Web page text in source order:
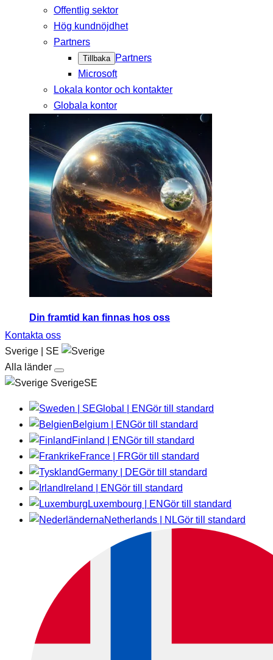
Offentlig sektor
Hög kundnöjdhet
Partners
Tillbaka
Partners
Microsoft
Lokala kontor och kontakter
Globala kontor
Din framtid kan finnas hos oss
Kontakta oss
Sverige | SE
Alla länder
SverigeSE
Global | ENGör till standard
Belgium | ENGör till standard
Finland | ENGör till standard
France | FRGör till standard
Germany | DEGör till standard
Ireland | ENGör till standard
Luxembourg | ENGör till standard
Netherlands | NLGör till standard